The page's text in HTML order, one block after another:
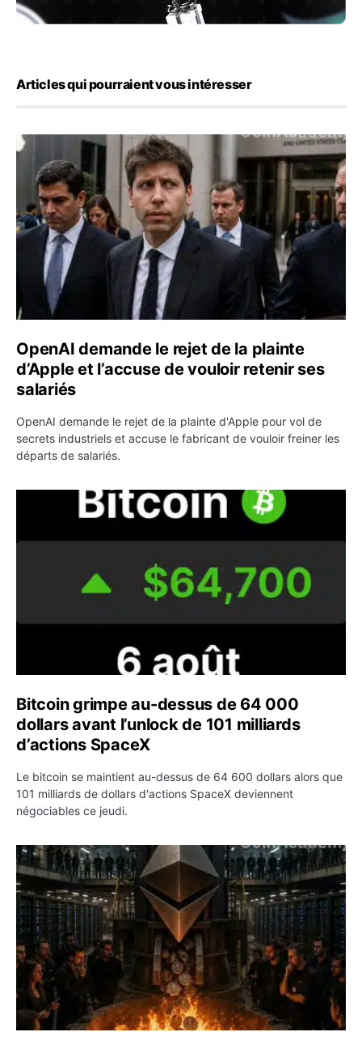
Articles qui pourraient vous intéresser
OpenAI demande le rejet de la plainte d’Apple et
OpenAI demande le rejet de la plainte
d’Apple et l’accuse de vouloir retenir ses
salariés
OpenAI demande le rejet de la plainte d'Apple pour vol de
secrets industriels et accuse le fabricant de vouloir freiner les
départs de salariés.
Bitcoin grimpe au-dessus de 64 000 dollars avant
Bitcoin grimpe au-dessus de 64 000
dollars avant l’unlock de 101 milliards
d’actions SpaceX
Le bitcoin se maintient au-dessus de 64 600 dollars alors que
101 milliards de dollars d'actions SpaceX deviennent
négociables ce jeudi.
ETH : Ethereum veut brûler les récompenses des